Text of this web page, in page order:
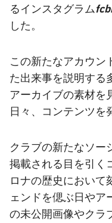
結果
るインスタグラム
した。
この新たなアカウン
た出来事を説明する
アーカイブの素材を
日々、コンテンツを
クラブの新たなソー
掲載される目を引く
ロナの歴史において
ェンドを偲ぶ日やア
の未公開画像やクラ